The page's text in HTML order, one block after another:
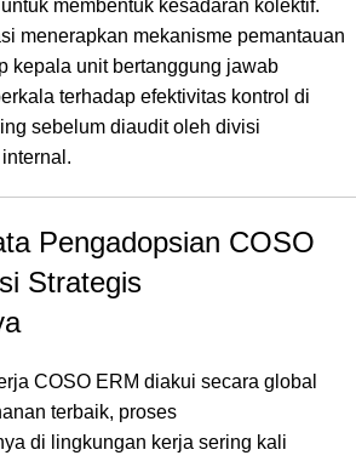
membentuk kesadaran kolektif.
menerapkan mekanisme pemantauan
kepala unit bertanggung jawab
terhadap efektivitas kontrol di
sebelum diaudit oleh divisi
Pengadopsian COSO
Strategis
COSO ERM diakui secara global
terbaik, proses
di lingkungan kerja sering kali